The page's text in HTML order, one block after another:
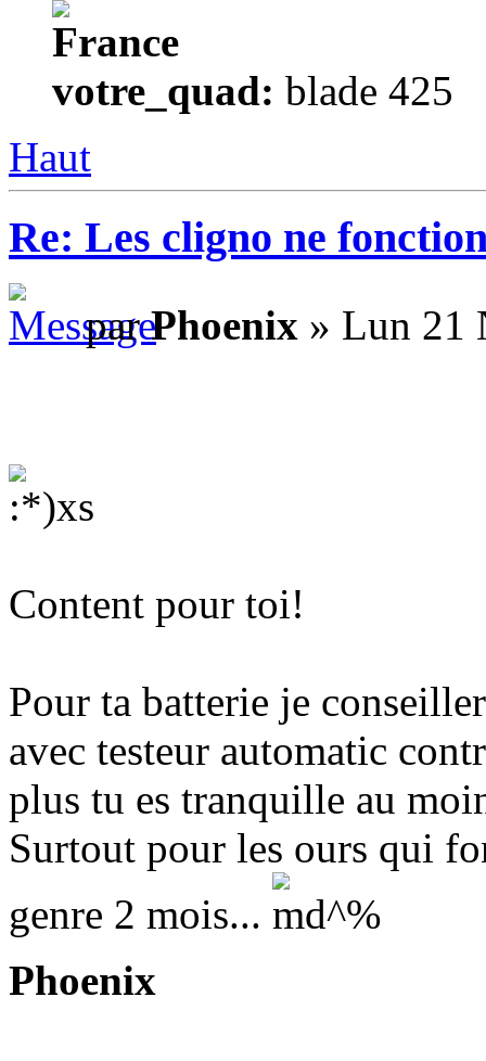
votre_quad: blade 425
Haut
Re: Les cligno ne
parPhoenix » Lun 21
Content pour toi!
Pour ta batterie je
avec testeur automatic
plus tu es tranquille au
Surtout pour les ours qui
genre 2 mois...
Phoenix